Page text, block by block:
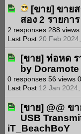
[ขาย] ขาย
สอง 2 รายการ
2 responses 288 views
Last Post 20 Feb
[ขาย] ท่อหด ร
by Doramote
0 responses 56 views
Last Post 12 Jan
[ขาย] @@ ข
USB
iT_BeachBoY